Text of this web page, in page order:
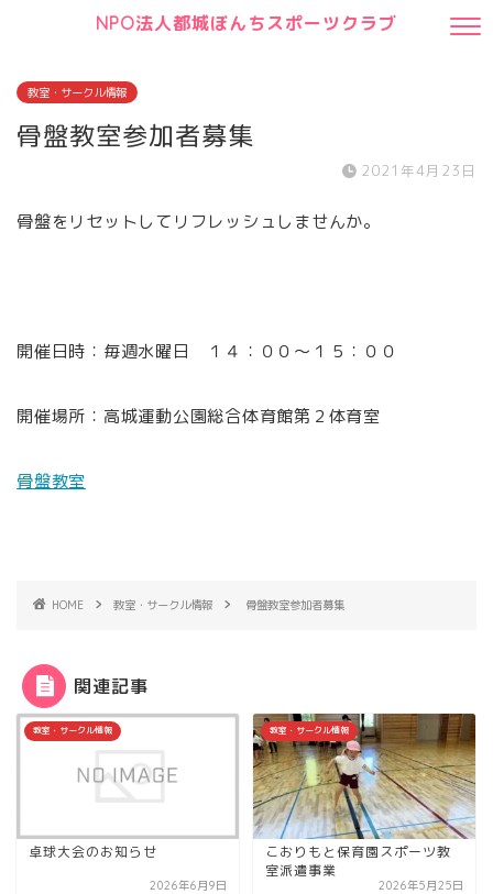
NPO法人都城ぼんちスポーツクラブ
教室・サークル情報
骨盤教室参加者募集
2021年4月23日
骨盤をリセットしてリフレッシュしませんか。
開催日時：毎週水曜日 １４：００～１５：００
開催場所：高城運動公園総合体育館第２体育室
骨盤教室
HOME 教室・サークル情報 骨盤教室参加者募集
関連記事
教室・サークル情報
卓球大会のお知らせ
2026年6月9日
教室・サークル情報
こおりもと保育園スポーツ教
室派遣事業
2026年5月25日